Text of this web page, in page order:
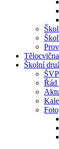
Tělocvična
Školní